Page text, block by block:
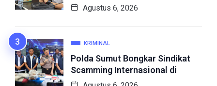
Agustus 6, 2026
KRIMINAL
Polda Sumut Bongkar Sindikat
Scamming Internasional di